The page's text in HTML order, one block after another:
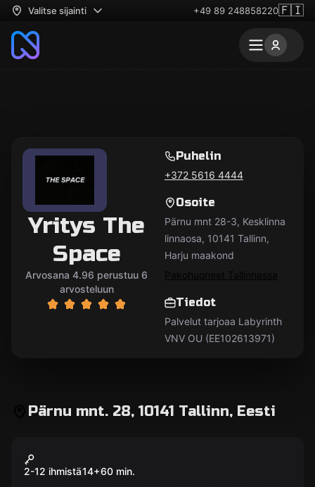
Valitse sijainti +49 89 248858220🇫🇮
Yritys The
Space
Arvosana 4.96 perustuu 6
arvosteluun
Puhelin
+372 5616 4444
Osoite
Pärnu mnt 28-3, Kesklinna
linnaosa, 10141 Tallinn,
Harju maakond
Pakohuoneet Tallinnassa
Tiedot
Palvelut tarjoaa Labyrinth
VNV OU (EE102613971)
Pärnu mnt. 28, 10141 Tallinn, Eesti
Suosittu
Splatter
2-12 ihmistä14+60 min.